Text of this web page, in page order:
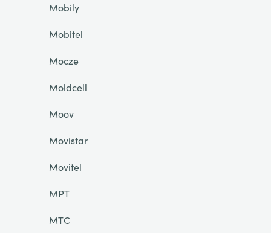
Mobily
Mobitel
Mocze
Moldcell
Moov
Movistar
Movitel
MPT
MTC